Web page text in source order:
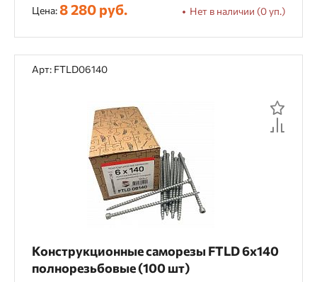
Кровельные работы
Монтаж временных конструкций
Монтаж ГВЛ
Монтаж гибкой черепицы
Монтаж ГКЛ
Монтаж декоративных элементов
Монтаж дерева к металлу
Монтаж деревянных конструкций
Монтаж деревянных фасадов
Цена:8 280 руб. Нет в наличии (0 уп.)
Арт: FTLD06140
Конструкционные саморезы FTLD 6х140
полнорезьбовые (100 шт)